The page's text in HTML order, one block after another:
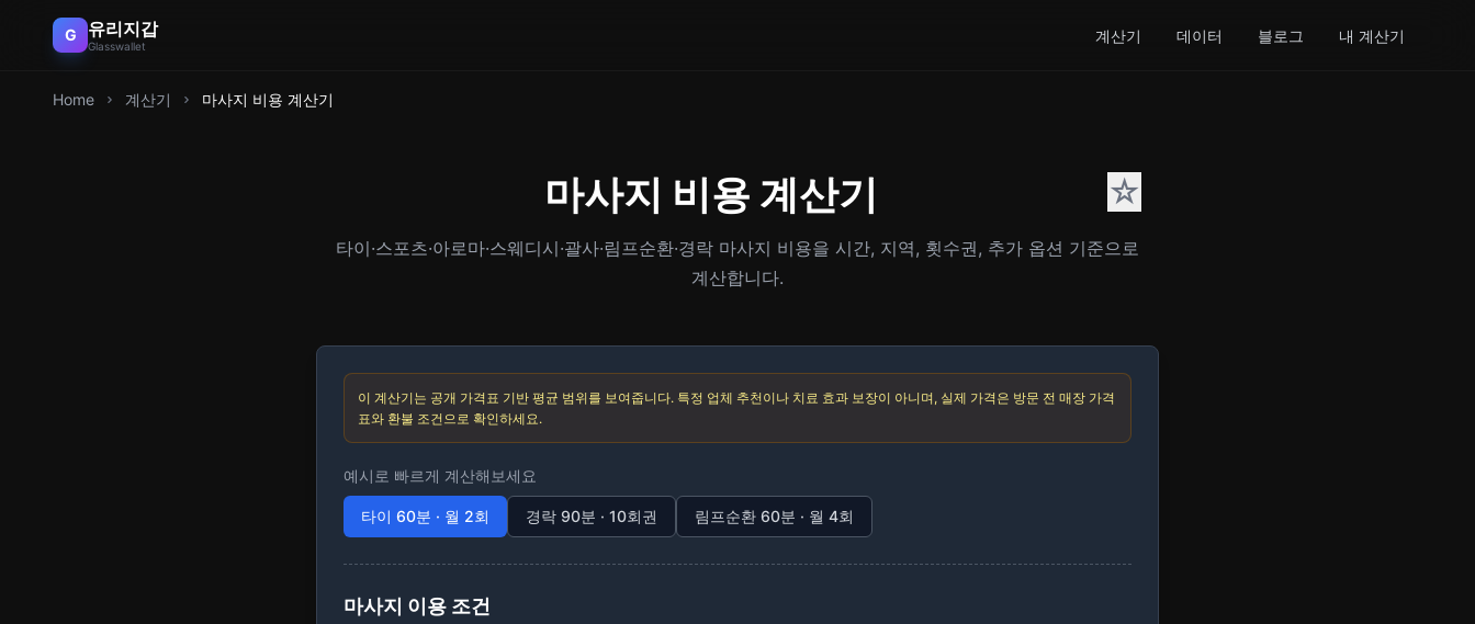
G 유리지갑
Glasswallet
계산기 데이터 블로그 내 계산기
Home 계산기 마사지 비용 계산기
마사지 비용 계산기 ☆
타이·스포츠·아로마·스웨디시·괄사·림프순환·경락 마사지 비용을 시간, 지역, 횟수권, 추가 옵션 기준으로
계산합니다.
이 계산기는 공개 가격표 기반 평균 범위를 보여줍니다. 특정 업체 추천이나 치료 효과 보장이 아니며, 실제 가격은 방문 전 매장 가격
표와 환불 조건으로 확인하세요.
예시로 빠르게 계산해보세요
타이 60분 · 월 2회 경락 90분 · 10회권 림프순환 60분 · 월 4회
마사지 이용 조건